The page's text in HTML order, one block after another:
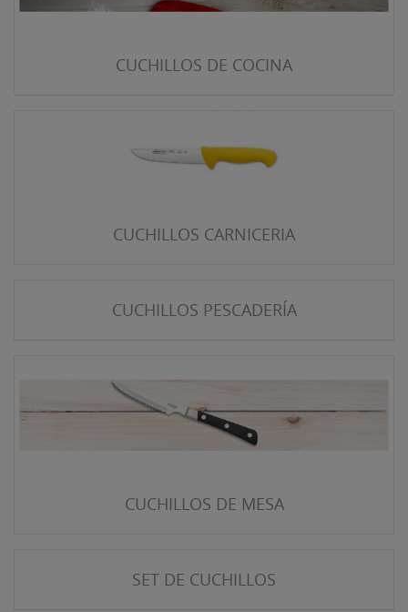
CUCHILLOS DE COCINA
CUCHILLOS CARNICERIA
CUCHILLOS PESCADERÍA
CUCHILLOS DE MESA
SET DE CUCHILLOS